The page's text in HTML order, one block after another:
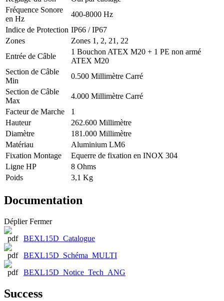
Fréquence Sonore
en Hz
400-8000 Hz
Indice de Protection IP66 / IP67
Zones
Zones 1, 2, 21, 22
Entrée de Câble
1 Bouchon ATEX M20 + 1 PE non armé
ATEX M20
Section de Câble
Min
0.500 Millimètre Carré
Section de Câble
Max
4.000 Millimètre Carré
Facteur de Marche
1
Hauteur
262.600 Millimètre
Diamètre
181.000 Millimètre
Matériau
Aluminium LM6
Fixation Montage
Equerre de fixation en INOX 304
Ligne HP
8 Ohms
Poids
3,1 Kg
Documentation
Déplier Fermer
BEXL15D_Catalogue
BEXL15D_Schéma_MULTI
BEXL15D_Notice_Tech_ANG
Success